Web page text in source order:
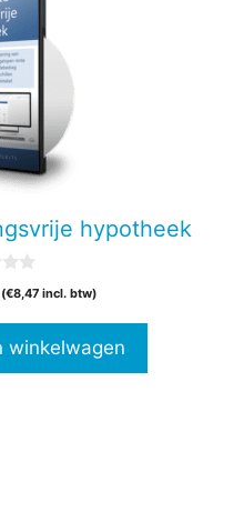
hypotheek
€8,47incl. btw)
winkelwagen